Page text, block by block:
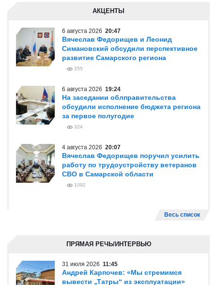
АКЦЕНТЫ
6 августа 2026 20:47
Вячеслав Федорищев и Леонид
Симановский обсудили перспективное
развитие Самарского региона
255
6 августа 2026 19:24
На заседании облправительства
обсудили исполнение бюджета региона
за первое полугодие
324
4 августа 2026 20:07
Вячеслав Федорищев поручил усилить
работу по трудоустройству ветеранов
СВО в Самарской области
1092
Весь список
ПРЯМАЯ РЕЧЬ/ИНТЕРВЬЮ
31 июля 2026 11:45
Андрей Карпочев: «Мы стремимся
вывести „Татры“ из эксплуатации»